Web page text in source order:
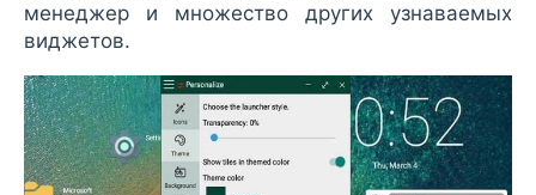
менеджер и множество других узнаваемых
виджетов.